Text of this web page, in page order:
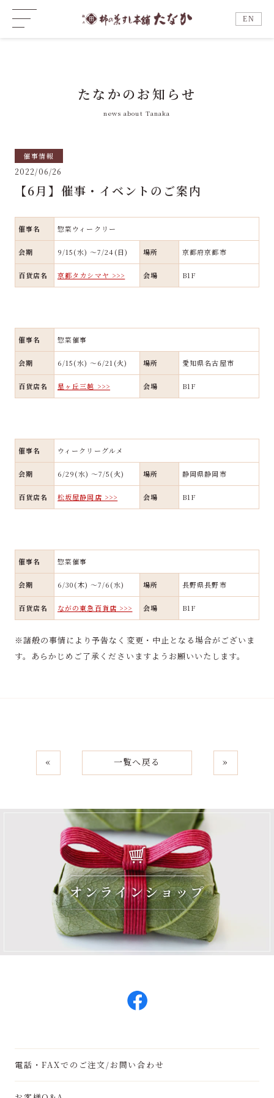
EN
たなかのお知らせ
news about Tanaka
催事情報
2022/06/26
【6月】催事・イベントのご案内
催事名 惣菜ウィークリー
会期 9/15(水) ～7/24(日) 場所 京都府京都市
百貨店名 京都タカシマヤ >>> 会場 B1F
催事名 惣菜催事
会期 6/15(水) ～6/21(火) 場所 愛知県名古屋市
百貨店名 星ヶ丘三越 >>> 会場 B1F
催事名 ウィークリーグルメ
会期 6/29(水) ～7/5(火) 場所 静岡県静岡市
百貨店名 松坂屋静岡店 >>> 会場 B1F
催事名 惣菜催事
会期 6/30(木) ～7/6(水) 場所 長野県長野市
百貨店名 ながの東急百貨店 >>> 会場 B1F
※諸般の事情により予告なく変更・中止となる場合がございま
す。あらかじめご了承くださいますようお願いいたします。
« 一覧へ戻る »
電話・FAXでのご注文/お問い合わせ